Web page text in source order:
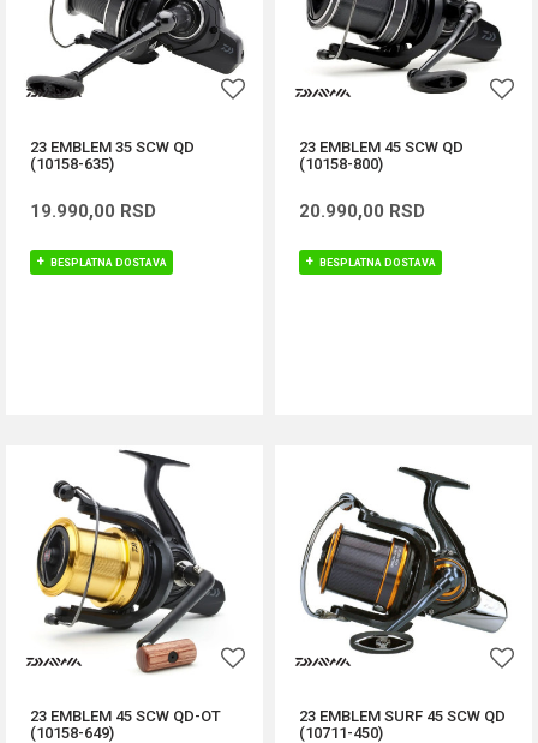
23 EMBLEM 35 SCW QD
(10158-635)
19.990,00 RSD
BESPLATNA DOSTAVA
23 EMBLEM 45 SCW QD
(10158-800)
20.990,00 RSD
BESPLATNA DOSTAVA
23 EMBLEM 45 SCW QD-OT
(10158-649)
23 EMBLEM SURF 45 SCW QD
(10711-450)